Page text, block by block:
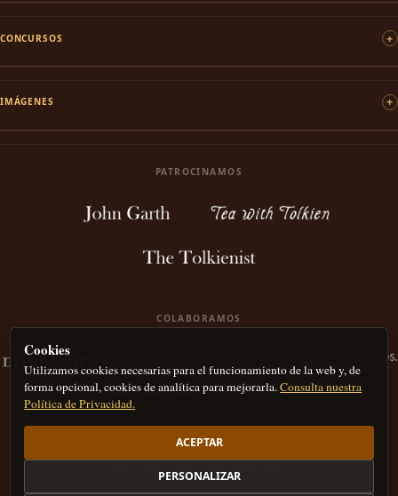
CONCURSOS
IMÁGENES
PATROCINAMOS
COLABORAMOS
Cookies
Utilizamos cookies necesarias para el funcionamiento de la web y, de
forma opcional, cookies de analítica para mejorarla.Consulta nuestra
Política de Privacidad.
ACEPTAR
PERSONALIZAR